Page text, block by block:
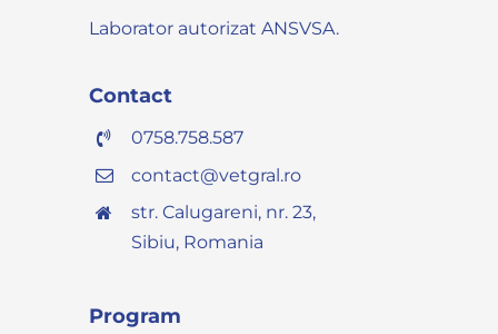
Laborator autorizat ANSVSA.
Contact
0758.758.587
contact@vetgral.ro
str. Calugareni, nr. 23,
Sibiu, Romania
Program